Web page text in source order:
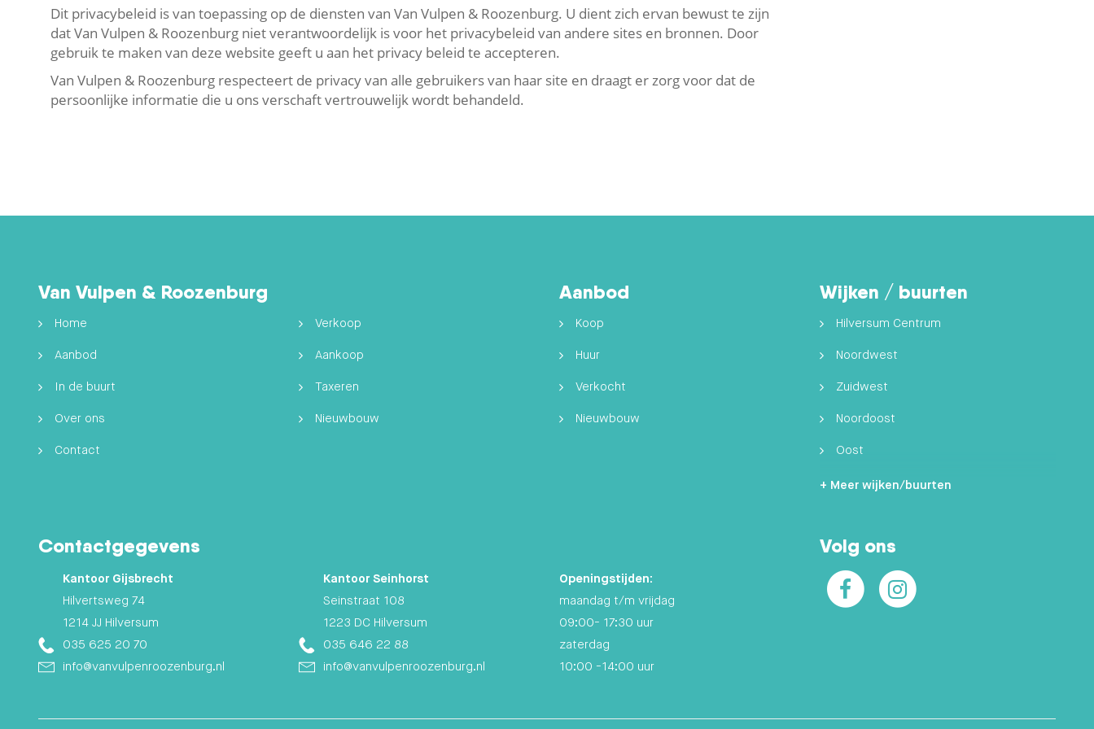
Dit privacybeleid is van toepassing op de diensten van Van Vulpen & Roozenburg. U dient zich ervan bewust te zijn
dat Van Vulpen & Roozenburg niet verantwoordelijk is voor het privacybeleid van andere sites en bronnen. Door
gebruik te maken van deze website geeft u aan het privacy beleid te accepteren.
Van Vulpen & Roozenburg respecteert de privacy van alle gebruikers van haar site en draagt er zorg voor dat de
persoonlijke informatie die u ons verschaft vertrouwelijk wordt behandeld.
Van Vulpen & Roozenburg
Home
Aanbod
In de buurt
Over ons
Contact
Verkoop
Aankoop
Taxeren
Nieuwbouw
Aanbod
Koop
Huur
Verkocht
Nieuwbouw
Wijken / buurten
Hilversum Centrum
Noordwest
Zuidwest
Noordoost
Oost
Zuidoost
Zuid
+ Meer wijken/buurten
Contactgegevens
Kantoor Gijsbrecht
Hilvertsweg 74
1214 JJ Hilversum
035 625 20 70
info@vanvulpenroozenburg.nl
Kantoor Seinhorst
Seinstraat 108
1223 DC Hilversum
035 646 22 88
info@vanvulpenroozenburg.nl
Openingstijden:
maandag t/m vrijdag
09:00- 17:30 uur
zaterdag
10:00 -14:00 uur
Volg ons
Facebook